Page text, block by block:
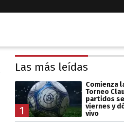
Las más leídas
1
Comienza
Torneo
partidos
viernes y
vivo